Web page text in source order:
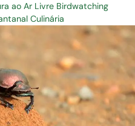
ao Ar Livre Birdwatching
Culinária